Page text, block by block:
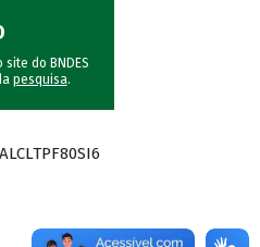
do BNDES
pesquisa.